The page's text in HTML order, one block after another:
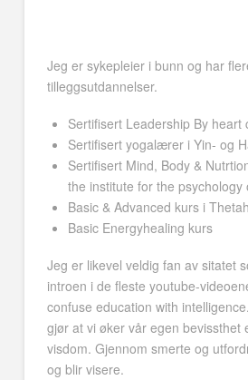
Jeg er sykepleier i bunn og har
tilleggsutdannelser.
Sertifisert Leadership By heart
Sertifisert yogalærer i Yin- og
Sertifisert Mind, Body &
the institute for the psychology
Basic & Advanced kurs i
Basic Energyhealing kurs
Jeg er likevel veldig fan av sitatet
introen i de fleste youtube-
confuse education with
gjør at vi øker vår egen bevissthet
visdom. Gjennom smerte og
og blir visere.